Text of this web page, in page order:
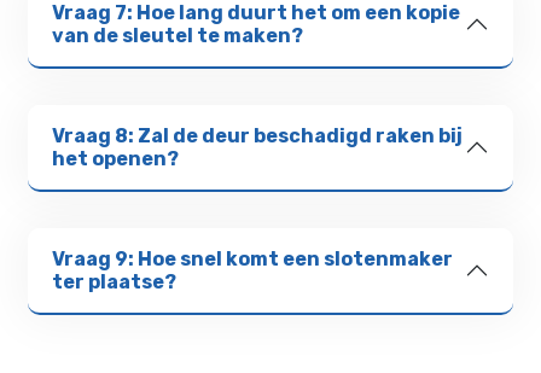
Vraag 7: Hoe lang duurt het om een kopie
van de sleutel te maken?
Vraag 8: Zal de deur beschadigd raken bij
het openen?
Vraag 9: Hoe snel komt een slotenmaker
ter plaatse?